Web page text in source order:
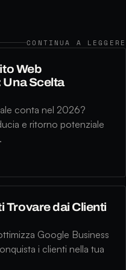
CONTINUA A LEGGERE
Web
Una Scelta
conta nel 2026?
e ritorno potenziale
Trovare dai Clienti
Google Business
i clienti nella tua